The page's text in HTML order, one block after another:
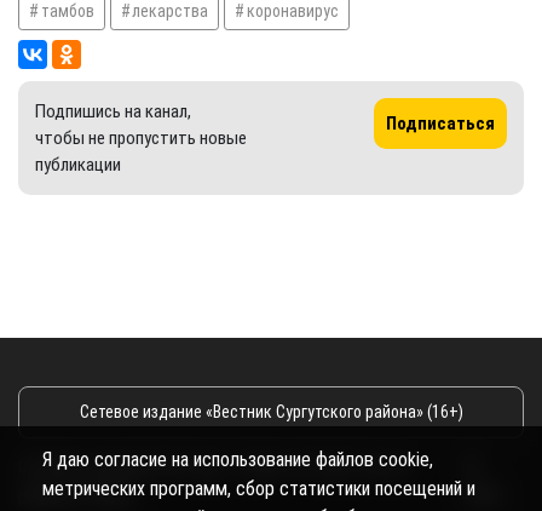
тамбов лекарства коронавирус
Подпишись на канал,
чтобы не пропустить новые
публикации
Подписаться
Сетевое издание «Вестник Сургутского района» (16+)
Сетевое издание Вестник - Новости Сургутского
района и Югры
2026
Я даю согласие на использование файлов cookie,
метрических программ, сбор статистики посещений и